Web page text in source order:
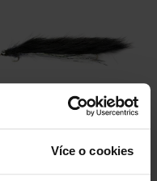
Více o cookies
Rozův
černo-